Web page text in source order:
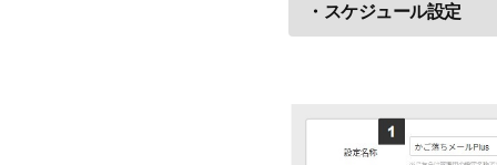
・スケジュール設定